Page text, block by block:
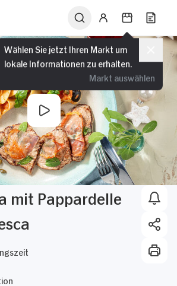
Wählen Sie jetzt Ihren Markt um
lokale Informationen zu erhalten.
Markt auswählen
mit Pappardelle